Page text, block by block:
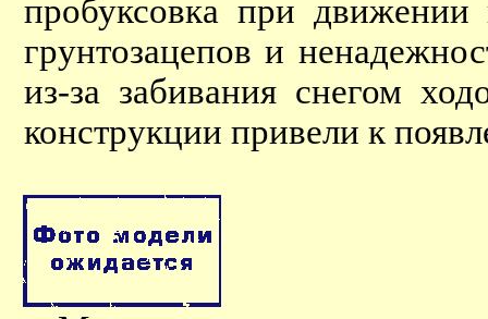
пробуксовка при движении
грунтозацепов и
из-за забивания снегом
конструкции привели к